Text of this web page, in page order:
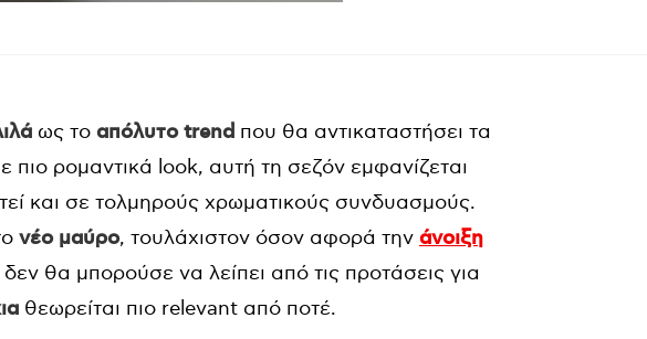
ως το απόλυτο trend που θα αντικαταστήσει τα
πιο ρομαντικά look, αυτή τη σεζόν εμφανίζεται
και σε τολμηρούς χρωματικούς συνδυασμούς.
νέο μαύρο, τουλάχιστον όσον αφορά την άνοιξη
θα μπορούσε να λείπει από τις προτάσεις για
θεωρείται πιο relevant από ποτέ.